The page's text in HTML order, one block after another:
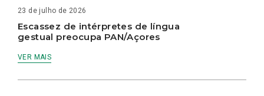
23 de julho de 2026
Escassez de intérpretes de língua
gestual preocupa PAN/Açores
VER MAIS